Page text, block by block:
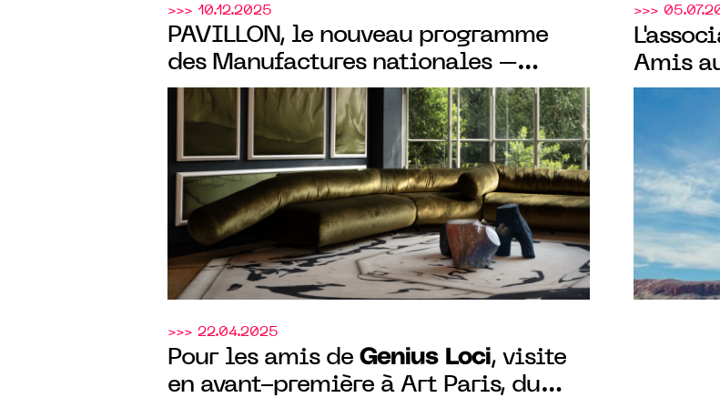
>>> 10.12.2025
PAVILLON, le nouveau programme
des Manufactures nationales –
Sèvres & Mobilier national accueille
les Amis de Genius Locipour son
cocktail d’hiver
>>>
Amis
>>> 22.04.2025
Pour les amis de Genius Loci, visite
en avant-première à Art Paris, du